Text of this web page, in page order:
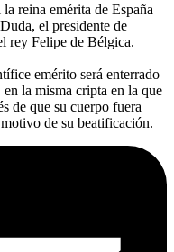
reina emérita de España
el presidente de
rey Felipe de Bélgica.
emérito será enterrado
la misma cripta en la que
de que su cuerpo fuera
de su beatificación.